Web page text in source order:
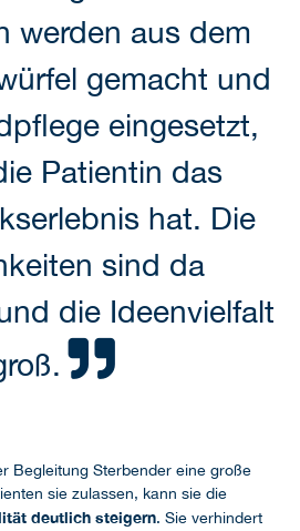
werden aus dem
gemacht und
eingesetzt,
Patientin das
hat. Die
sind da
die Ideenvielfalt
Begleitung Sterbender eine große
sie zulassen, kann sie die
deutlich steigern. Sie verhindert